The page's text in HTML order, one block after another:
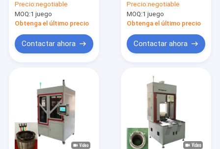
Productos
Videos
Sobre nosotros
presión del estator
de alambre plano
controlado por servo
Precio:negotiable
MOQ:1 juego
Obtenga el último precio
Contactar ahora
plano estator de ac
ac acondicionador
Precio:negotiable
MOQ:1 juego
Obtenga el último precio
Contactar ahora